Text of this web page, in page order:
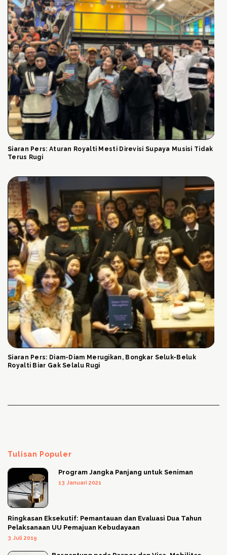
Siaran Pers: Aturan Royalti Mesti Direvisi Supaya Musisi Tidak
Terus Rugi
Siaran Pers: Diam-Diam Merugikan, Bongkar Seluk-Beluk
Royalti Biar Gak Selalu Rugi
Tulisan Populer
Program Jangka Panjang untuk Seniman
13 Januari 2021
Ringkasan Eksekutif: Pemantauan dan Evaluasi Dua Tahun
Pelaksanaan UU Pemajuan Kebudayaan
3 Juli 2019